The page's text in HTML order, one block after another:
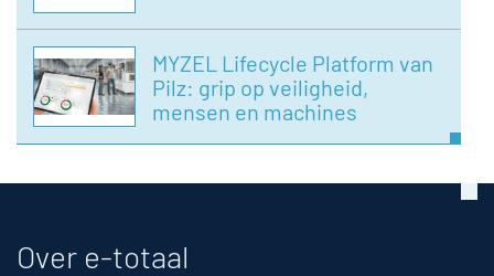
MYZEL Lifecycle Platform van
Pilz: grip op veiligheid,
mensen en machines
Over e-totaal